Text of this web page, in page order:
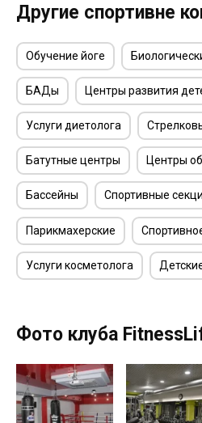
Другие спортивне
Обучение йоге
БАДы Центры развития
Услуги диетолога
Батутные центры Центры
Бассейны Спортивные
Парикмахерские
Услуги косметолога
Фото клуба